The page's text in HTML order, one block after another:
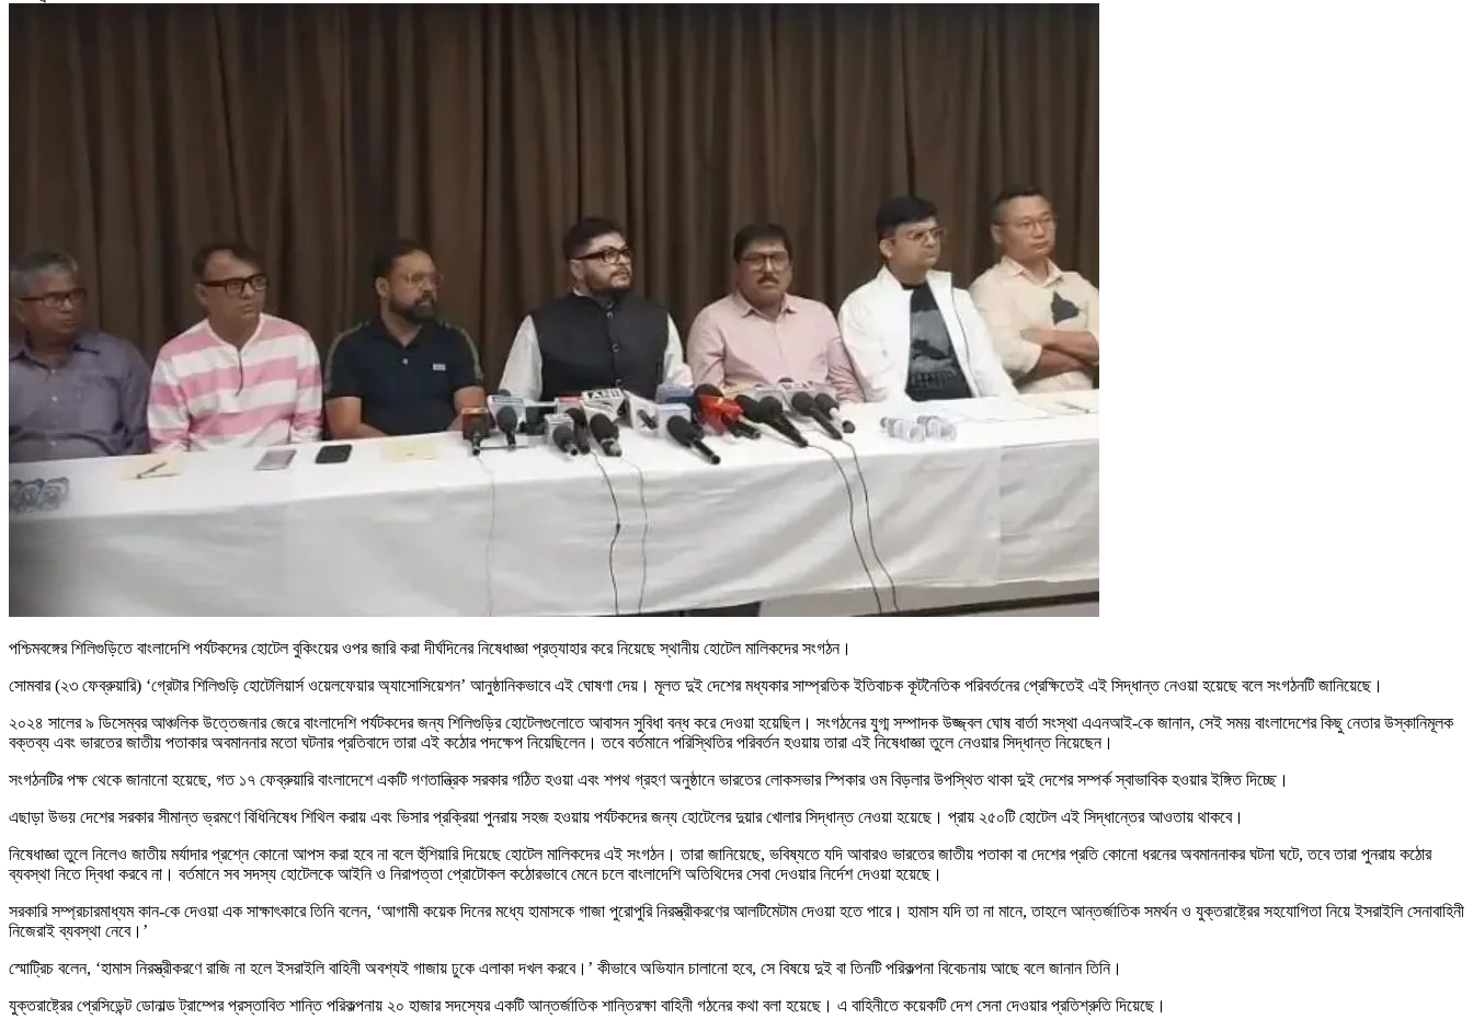
পশ্চিমবঙ্গের শিলিগুড়িতে বাংলাদেশি পর্যটকদের হোটেল বুকিংয়ের ওপর জারি করা দীর্ঘদিনের নিষেধাজ্ঞা প্রত্যাহার করে নিয়েছে স্থানীয় হোটেল মালিকদের সংগঠন।
সোমবার (২৩ ফেব্রুয়ারি) ‘গ্রেটার শিলিগুড়ি হোটেলিয়ার্স ওয়েলফেয়ার অ্যাসোসিয়েশন’ আনুষ্ঠানিকভাবে এই ঘোষণা দেয়। মূলত দুই দেশের মধ্যকার সাম্প্রতিক ইতিবাচক কূটনৈতিক পরিবর্তনের প্রেক্ষিতেই এই সিদ্ধান্ত নেওয়া হয়েছে বলে সংগঠনটি জানিয়েছে।
২০২৪ সালের ৯ ডিসেম্বর আঞ্চলিক উত্তেজনার জেরে বাংলাদেশি পর্যটকদের জন্য শিলিগুড়ির হোটেলগুলোতে আবাসন সুবিধা বন্ধ করে দেওয়া হয়েছিল। সংগঠনের যুগ্ম সম্পাদক উজ্জ্বল ঘোষ বার্তা সংস্থা এএনআই-কে জানান, সেই সময় বাংলাদেশের কিছু নেতার উস্কানিমূলক
বক্তব্য এবং ভারতের জাতীয় পতাকার অবমাননার মতো ঘটনার প্রতিবাদে তারা এই কঠোর পদক্ষেপ নিয়েছিলেন। তবে বর্তমানে পরিস্থিতির পরিবর্তন হওয়ায় তারা এই নিষেধাজ্ঞা তুলে নেওয়ার সিদ্ধান্ত নিয়েছেন।
সংগঠনটির পক্ষ থেকে জানানো হয়েছে, গত ১৭ ফেব্রুয়ারি বাংলাদেশে একটি গণতান্ত্রিক সরকার গঠিত হওয়া এবং শপথ গ্রহণ অনুষ্ঠানে ভারতের লোকসভার স্পিকার ওম বিড়লার উপস্থিত থাকা দুই দেশের সম্পর্ক স্বাভাবিক হওয়ার ইঙ্গিত দিচ্ছে।
এছাড়া উভয় দেশের সরকার সীমান্ত ভ্রমণে বিধিনিষেধ শিথিল করায় এবং ভিসার প্রক্রিয়া পুনরায় সহজ হওয়ায় পর্যটকদের জন্য হোটেলের দুয়ার খোলার সিদ্ধান্ত নেওয়া হয়েছে। প্রায় ২৫০টি হোটেল এই সিদ্ধান্তের আওতায় থাকবে।
নিষেধাজ্ঞা তুলে নিলেও জাতীয় মর্যাদার প্রশ্নে কোনো আপস করা হবে না বলে হুঁশিয়ারি দিয়েছে হোটেল মালিকদের এই সংগঠন। তারা জানিয়েছে, ভবিষ্যতে যদি আবারও ভারতের জাতীয় পতাকা বা দেশের প্রতি কোনো ধরনের অবমাননাকর ঘটনা ঘটে, তবে তারা পুনরায় কঠোর
ব্যবস্থা নিতে দ্বিধা করবে না। বর্তমানে সব সদস্য হোটেলকে আইনি ও নিরাপত্তা প্রোটোকল কঠোরভাবে মেনে চলে বাংলাদেশি অতিথিদের সেবা দেওয়ার নির্দেশ দেওয়া হয়েছে।
সরকারি সম্প্রচারমাধ্যম কান-কে দেওয়া এক সাক্ষাৎকারে তিনি বলেন, ‘আগামী কয়েক দিনের মধ্যে হামাসকে গাজা পুরোপুরি নিরস্ত্রীকরণের আলটিমেটাম দেওয়া হতে পারে। হামাস যদি তা না মানে, তাহলে আন্তর্জাতিক সমর্থন ও যুক্তরাষ্ট্রের সহযোগিতা নিয়ে ইসরাইলি সেনাবাহিনী
নিজেরাই ব্যবস্থা নেবে।’
স্মোট্রিচ বলেন, ‘হামাস নিরস্ত্রীকরণে রাজি না হলে ইসরাইলি বাহিনী অবশ্যই গাজায় ঢুকে এলাকা দখল করবে।’ কীভাবে অভিযান চালানো হবে, সে বিষয়ে দুই বা তিনটি পরিকল্পনা বিবেচনায় আছে বলে জানান তিনি।
যুক্তরাষ্ট্রের প্রেসিডেন্ট ডোনাল্ড ট্রাম্পের প্রস্তাবিত শান্তি পরিকল্পনায় ২০ হাজার সদস্যের একটি আন্তর্জাতিক শান্তিরক্ষা বাহিনী গঠনের কথা বলা হয়েছে। এ বাহিনীতে কয়েকটি দেশ সেনা দেওয়ার প্রতিশ্রুতি দিয়েছে।